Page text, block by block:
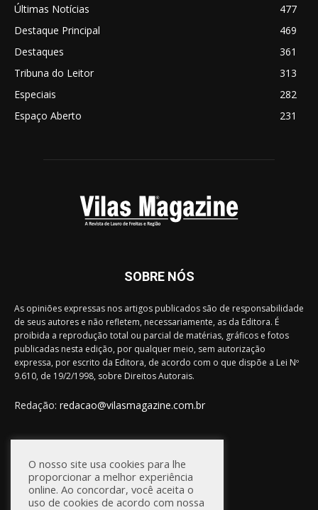
Últimas Notícias
477
Destaque Principal
469
Destaques
361
Tribuna do Leitor
313
Especiais
282
Espaço Aberto
231
SOBRE NÓS
As opiniões expressas nos artigos publicados são de responsabilidade
de seus autores e não refletem, necessariamente, as da Editora. É
proibida a reprodução total ou parcial de matérias, gráficos e fotos
publicadas nesta edição, por qualquer meio, sem autorização
expressa, por escrito da Editora, de acordo com o que dispõe a Lei Nº
9.610, de 19/2/1998, sobre Direitos Autorais.
Redação: redacao@vilasmagazine.com.br
FIQUE CONECTADO
O nosso site usa cookies para lhe
proporcionar a melhor experiência
online. Ao concordar, você aceita o
uso de cookies de acordo com nossa